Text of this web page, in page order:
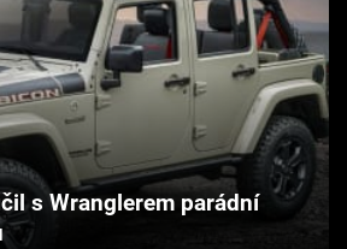
s Wranglerem parádní